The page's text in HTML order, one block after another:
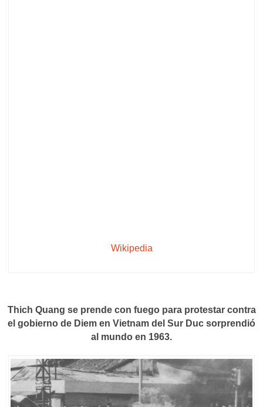
Wikipedia
Thich Quang se prende con fuego para protestar contra
el gobierno de Diem en Vietnam del Sur Duc sorprendió
al mundo en 1963.